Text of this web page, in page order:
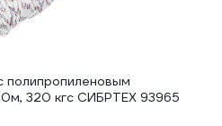
полипропиленовым
320 кгс СИБРТЕХ 93965